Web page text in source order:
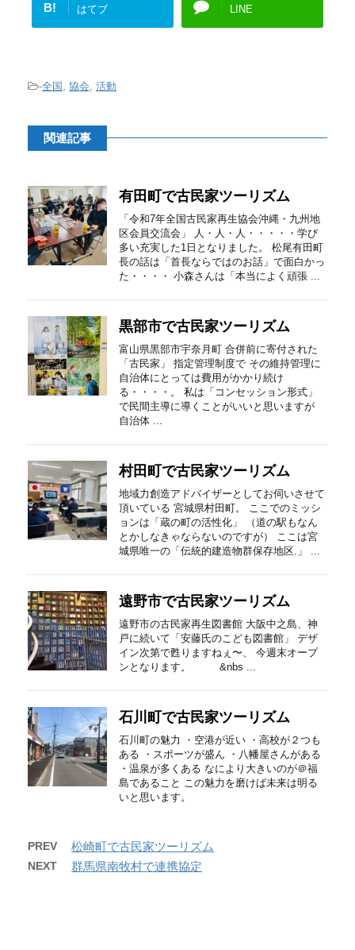
B! はてブ LINE
-全国 , 協会, 活動
関連記事
有田町で古民家ツーリズム
「令和7年全国古民家再生協会沖縄・九州地
区会員交流会」 人・人・人・・・・・学び
多い充実した1日となりました。 松尾有田町
長の話は「首長ならではのお話」で面白かっ
た・・・・ 小森さんは「本当によく頑張 ...
黒部市で古民家ツーリズム
富山県黒部市宇奈月町 合併前に寄付された
「古民家」 指定管理制度で その維持管理に
自治体にとっては費用がかかり続け
る・・・・。 私は「コンセッション形式」
で民間主導に導くことがいいと思いますが
自治体 ...
村田町で古民家ツーリズム
地域力創造アドバイザーとしてお伺いさせて
頂いている 宮城県村田町。 ここでのミッシ
ョンは「蔵の町の活性化」 （道の駅もなん
とかしなきゃならないのですが） ここは宮
城県唯一の「伝統的建造物群保存地区.」 ...
遠野市で古民家ツーリズム
遠野市の古民家再生図書館 大阪中之島、神
戸に続いて「安藤氏のこども図書館」 デザ
イン次第で甦りますねぇ〜、 今週末オープ
ンとなります。 &nbs ...
石川町で古民家ツーリズム
石川町の魅力 ・空港が近い ・高校が２つも
ある ・スポーツが盛ん ・八幡屋さんがある
・温泉が多くある なにより大きいのが＠福
島であること この魅力を磨けば未来は明る
いと思います。
PREV 松崎町で古民家ツーリズム
NEXT 群馬県南牧村で連携協定